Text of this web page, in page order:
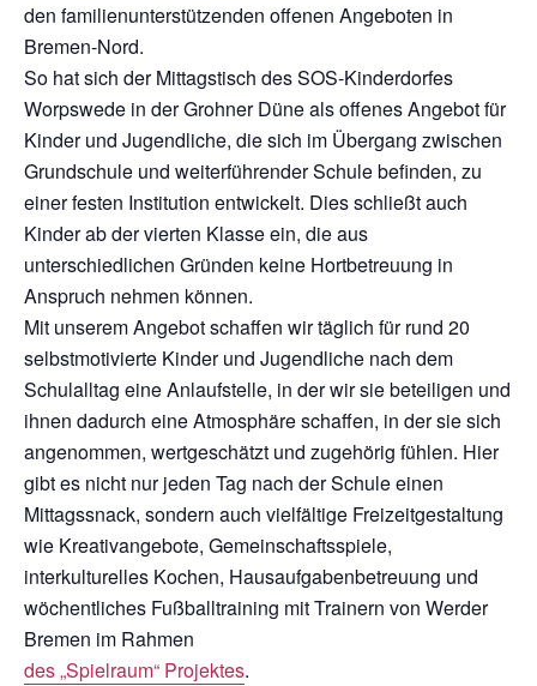
den familienunterstützenden offenen Angeboten in
Bremen-Nord.
So hat sich der Mittagstisch des SOS-Kinderdorfes
Worpswede in der Grohner Düne als offenes Angebot für
Kinder und Jugendliche, die sich im Übergang zwischen
Grundschule und weiterführender Schule befinden, zu
einer festen Institution entwickelt. Dies schließt auch
Kinder ab der vierten Klasse ein, die aus
unterschiedlichen Gründen keine Hortbetreuung in
Anspruch nehmen können.
Mit unserem Angebot schaffen wir täglich für rund 20
selbstmotivierte Kinder und Jugendliche nach dem
Schulalltag eine Anlaufstelle, in der wir sie beteiligen und
ihnen dadurch eine Atmosphäre schaffen, in der sie sich
angenommen, wertgeschätzt und zugehörig fühlen. Hier
gibt es nicht nur jeden Tag nach der Schule einen
Mittagssnack, sondern auch vielfältige Freizeitgestaltung
wie Kreativangebote, Gemeinschaftsspiele,
interkulturelles Kochen, Hausaufgabenbetreuung und
wöchentliches Fußballtraining mit Trainern von Werder
Bremen im Rahmen
des „Spielraum“ Projektes.